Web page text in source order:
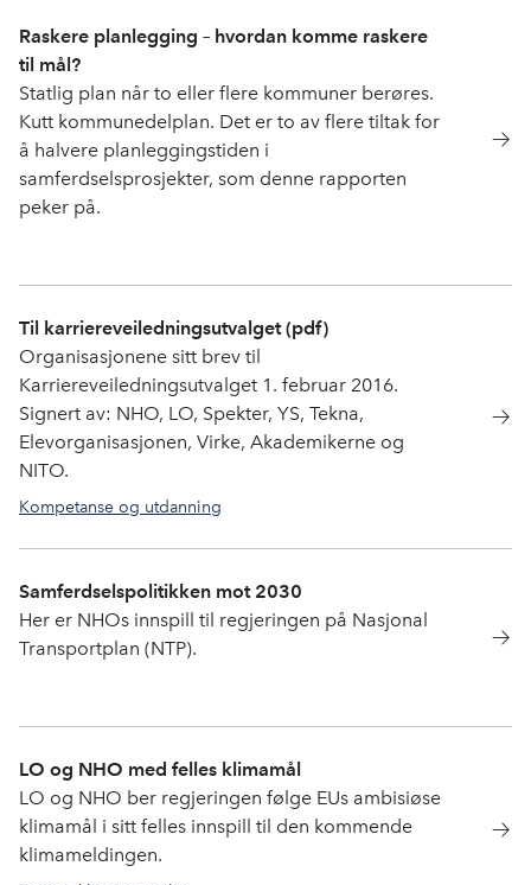
Raskere planlegging – hvordan komme raskere
til mål?
Statlig plan når to eller flere kommuner berøres.
Kutt kommunedelplan. Det er to av flere tiltak for
å halvere planleggingstiden i
samferdselsprosjekter, som denne rapporten
peker på.
Til karriereveiledningsutvalget (pdf)
Organisasjonene sitt brev til
Karriereveiledningsutvalget 1. februar 2016.
Signert av: NHO, LO, Spekter, YS, Tekna,
Elevorganisasjonen, Virke, Akademikerne og
NITO.
Kompetanse og utdanning
Samferdselspolitikken mot 2030
Her er NHOs innspill til regjeringen på Nasjonal
Transportplan (NTP).
LO og NHO med felles klimamål
LO og NHO ber regjeringen følge EUs ambisiøse
klimamål i sitt felles innspill til den kommende
klimameldingen.